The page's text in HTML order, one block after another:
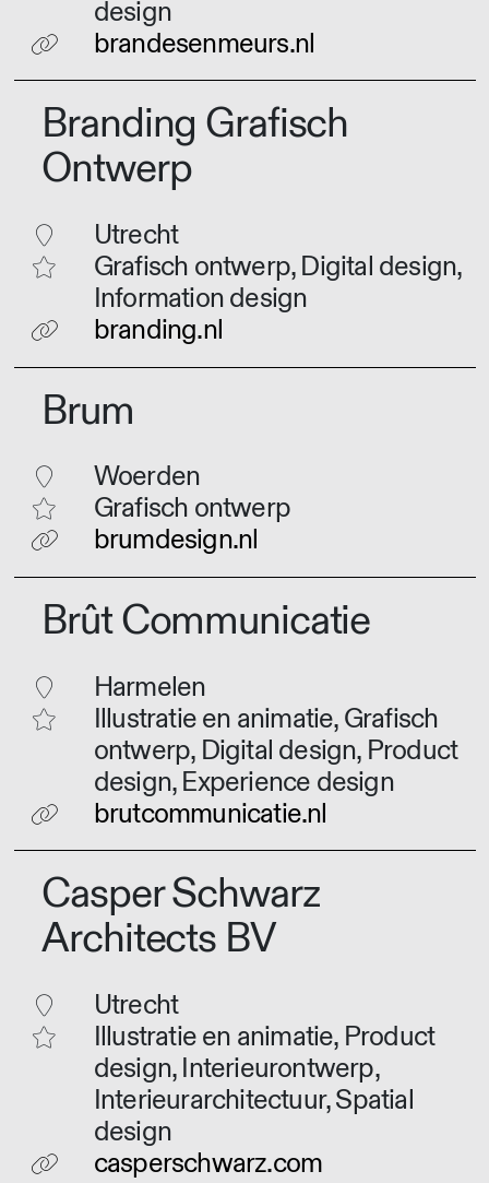
design
brandesenmeurs.nl
Branding Grafisch
Ontwerp
Utrecht
Grafisch ontwerp, Digital design,
Information design
branding.nl
Brum
Woerden
Grafisch ontwerp
brumdesign.nl
Brût Communicatie
Harmelen
Illustratie en animatie, Grafisch
ontwerp, Digital design, Product
design, Experience design
brutcommunicatie.nl
Casper Schwarz
Architects BV
Utrecht
Illustratie en animatie, Product
design, Interieurontwerp,
Interieurarchitectuur, Spatial
design
casperschwarz.com